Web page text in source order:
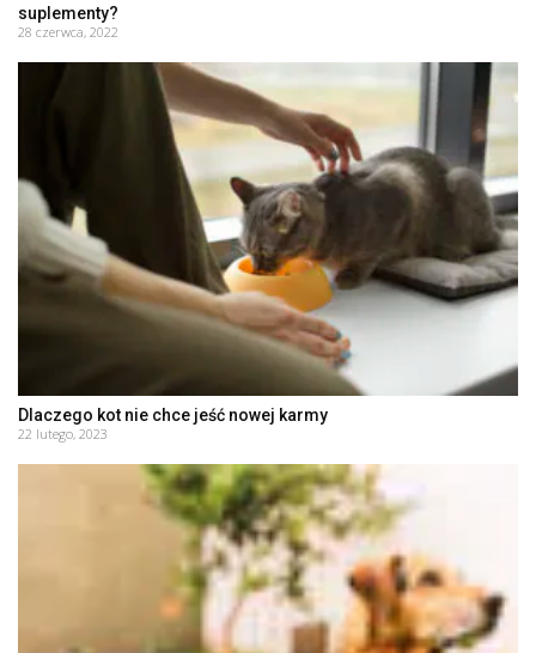
suplementy?
28 czerwca, 2022
Dlaczego kot nie chce jeść nowej karmy
22 lutego, 2023